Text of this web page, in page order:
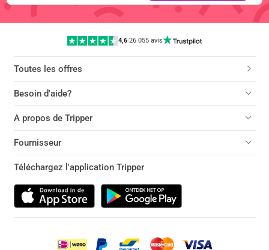
4,6|26 055 avis
Toutes les offres
Besoin d'aide?
A propos de Tripper
Fournisseur
Téléchargez l'application Tripper